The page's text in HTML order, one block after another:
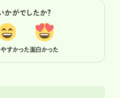
かがでしたか？
やすかった面白かった